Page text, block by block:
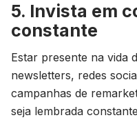
5. Invista em
constante
Estar presente na vida
newsletters, redes
campanhas de
seja lembrada